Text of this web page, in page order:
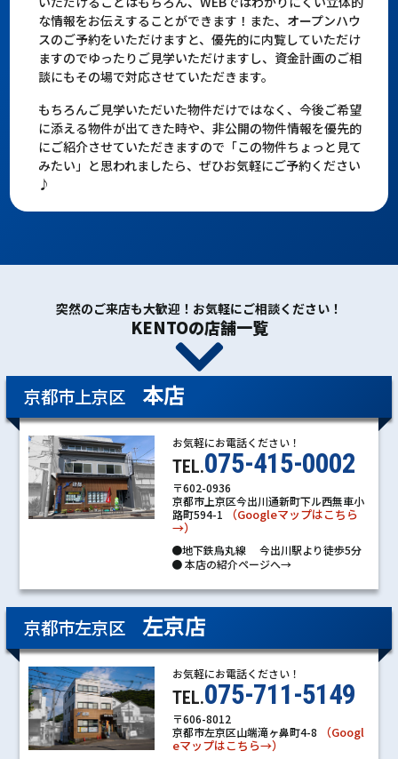
な情報をお伝えすることができます！また、オープンハウ
スのご予約をいただけますと、優先的に内覧していただけ
ますのでゆったりご見学いただけますし、資金計画のご相
談にもその場で対応させていただきます。
もちろんご見学いただいた物件だけではなく、今後ご希望
に添える物件が出てきた時や、非公開の物件情報を優先的
にご紹介させていただきますので「この物件ちょっと見て
みたい」と思われましたら、ぜひお気軽にご予約ください
♪
突然のご来店も大歓迎！お気軽にご相談ください！
KENTOの店舗一覧
京都市上京区 本店
お気軽にお電話ください！
TEL.075-415-0002
〒602-0936
京都市上京区今出川通新町下ル西無車小
路町594-1
（Googleマップはこちら
→）
●地下鉄烏丸線 今出川駅より徒歩5分
●本店の紹介ページへ→
京都市左京区 左京店
お気軽にお電話ください！
TEL.075-711-5149
〒606-8012
京都市左京区山端滝ヶ鼻町4-8
（Googl
eマップはこちら→）